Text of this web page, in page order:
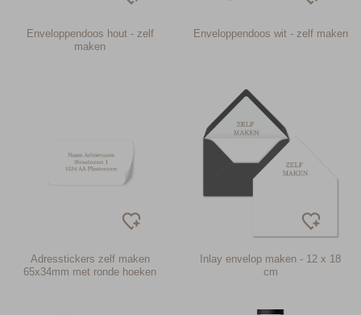
Enveloppendoos hout - zelf
maken
Enveloppendoos wit - zelf maken
Adresstickers zelf maken
65x34mm met ronde hoeken
Inlay envelop maken - 12 x 18
cm